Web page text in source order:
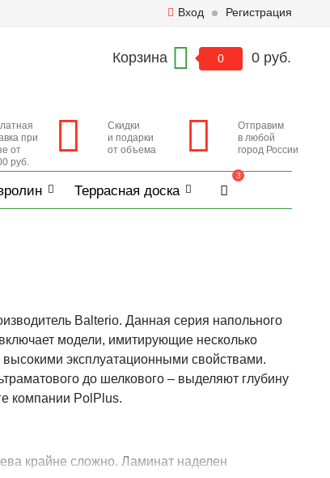
Вход Регистрация
Корзина 0 0 руб.
при
от
руб.
Скидки
и подарки
от объема
Отправим
в любой
город России
Террасная доска
3
Balterio. Данная серия напольного
модели, имитирующие несколько
эксплуатационными свойствами.
до шелкового – выделяют глубину
компании PolPlus.
крайне сложно. Ламинат наделен